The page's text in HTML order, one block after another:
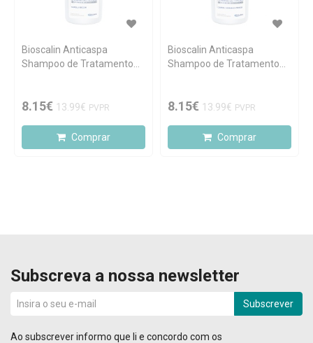
Bioscalin Anticaspa
Shampoo de Tratamento
8.15€ 13.99€ PVPR
Comprar
Bioscalin Anticaspa
Shampoo de Tratamento
8.15€ 13.99€ PVPR
Comprar
Subscreva a nossa newsletter
Subscrever
Ao subscrever informo que li e concordo com os